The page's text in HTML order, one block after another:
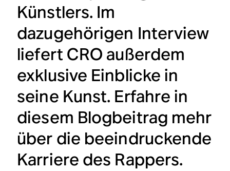
Künstlers. Im
dazugehörigen Interview
liefert CRO außerdem
exklusive Einblicke in
seine Kunst. Erfahre in
diesem Blogbeitrag mehr
über die beeindruckende
Karriere des Rappers.